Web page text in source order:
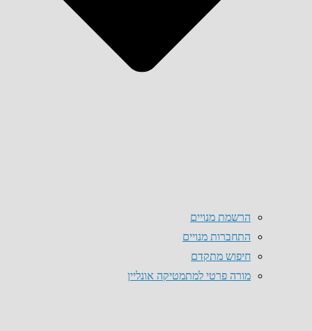
הרשמת מנויים
התחברות מנויים
חיפוש מתקדם
מורה פרטי למתמטיקה אונליין